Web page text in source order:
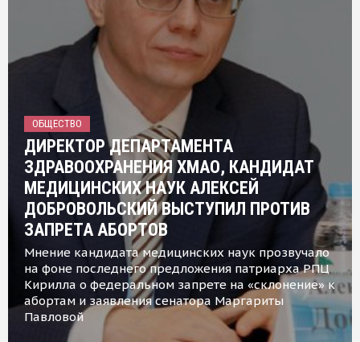
ОБЩЕСТВО
ДИРЕКТОР ДЕПАРТАМЕНТА
ЗДРАВООХРАНЕНИЯ ХМАО, КАНДИДАТ
МЕДИЦИНСКИХ НАУК АЛЕКСЕЙ
ДОБРОВОЛЬСКИЙ ВЫСТУПИЛ ПРОТИВ
ЗАПРЕТА АБОРТОВ
Мнение кандидата медицинских наук прозвучало
на фоне последнего предложения патриарха РПЦ
Кирилла о федеральном запрете на «склонение» к
абортам и заявления сенатора Маргариты
Павловой